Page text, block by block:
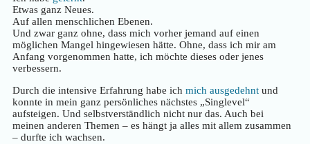
Etwas ganz Neues.
Auf allen menschlichen Ebenen.
Und zwar ganz ohne, dass mich vorher jemand auf einen
möglichen Mangel hingewiesen hätte. Ohne, dass ich mir am
Anfang vorgenommen hatte, ich möchte dieses oder jenes
verbessern.
Durch die intensive Erfahrung habe ich mich ausgedehnt und
konnte in mein ganz persönliches nächstes „Singlevel“
aufsteigen. Und selbstverständlich nicht nur das. Auch bei
meinen anderen Themen – es hängt ja alles mit allem zusammen
– durfte ich wachsen.